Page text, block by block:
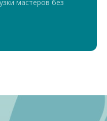
мастеров без